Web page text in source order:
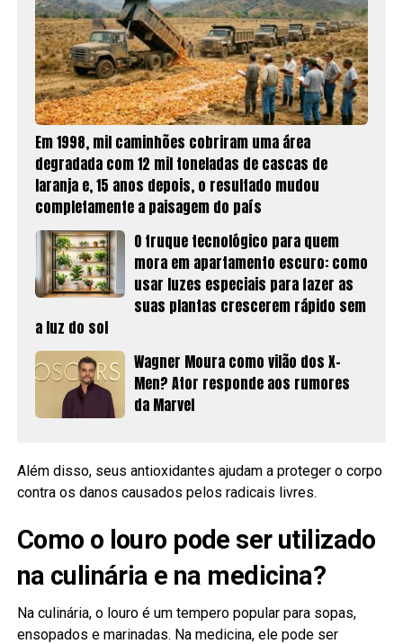
Em 1998, mil caminhões cobriram uma área
degradada com 12 mil toneladas de cascas de
laranja e, 15 anos depois, o resultado mudou
completamente a paisagem do país
O truque tecnológico para quem
mora em apartamento escuro: como
usar luzes especiais para fazer as
suas plantas crescerem rápido sem
a luz do sol
Wagner Moura como vilão dos X-
Men? Ator responde aos rumores
da Marvel
Além disso, seus antioxidantes ajudam a proteger o corpo
contra os danos causados pelos radicais livres.
Como o louro pode ser utilizado
na culinária e na medicina?
Na culinária, o louro é um tempero popular para sopas,
ensopados e marinadas. Na medicina, ele pode ser